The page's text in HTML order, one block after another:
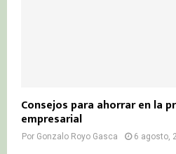
Consejos para ahorrar en la
empresarial
Por Gonzalo Royo Gasca 6 agosto,